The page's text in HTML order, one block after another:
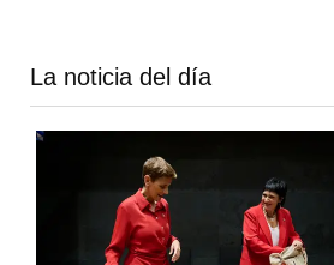
La noticia del día